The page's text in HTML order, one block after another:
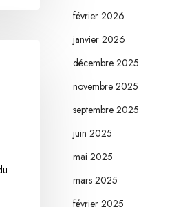
février 2026
janvier 2026
décembre 2025
novembre 2025
septembre 2025
juin 2025
mai 2025
mars 2025
février 2025